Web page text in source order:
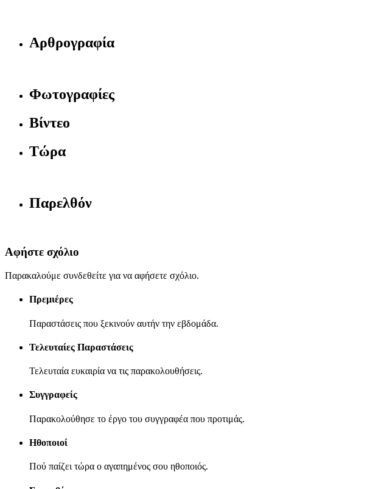
Αρθρογραφία
Φωτογραφίες
Βίντεο
Τώρα
Παρελθόν
Αφήστε σχόλιο
Παρακαλούμε συνδεθείτε για να αφήσετε σχόλιο.
Πρεμιέρες
Παραστάσεις που ξεκινούν αυτήν την εβδομάδα.
Τελευταίες Παραστάσεις
Τελευταία ευκαιρία να τις παρακολουθήσεις.
Συγγραφείς
Παρακολούθησε το έργο του συγγραφέα που προτιμάς.
Ηθοποιοί
Πού παίζει τώρα ο αγαπημένος σου ηθοποιός.